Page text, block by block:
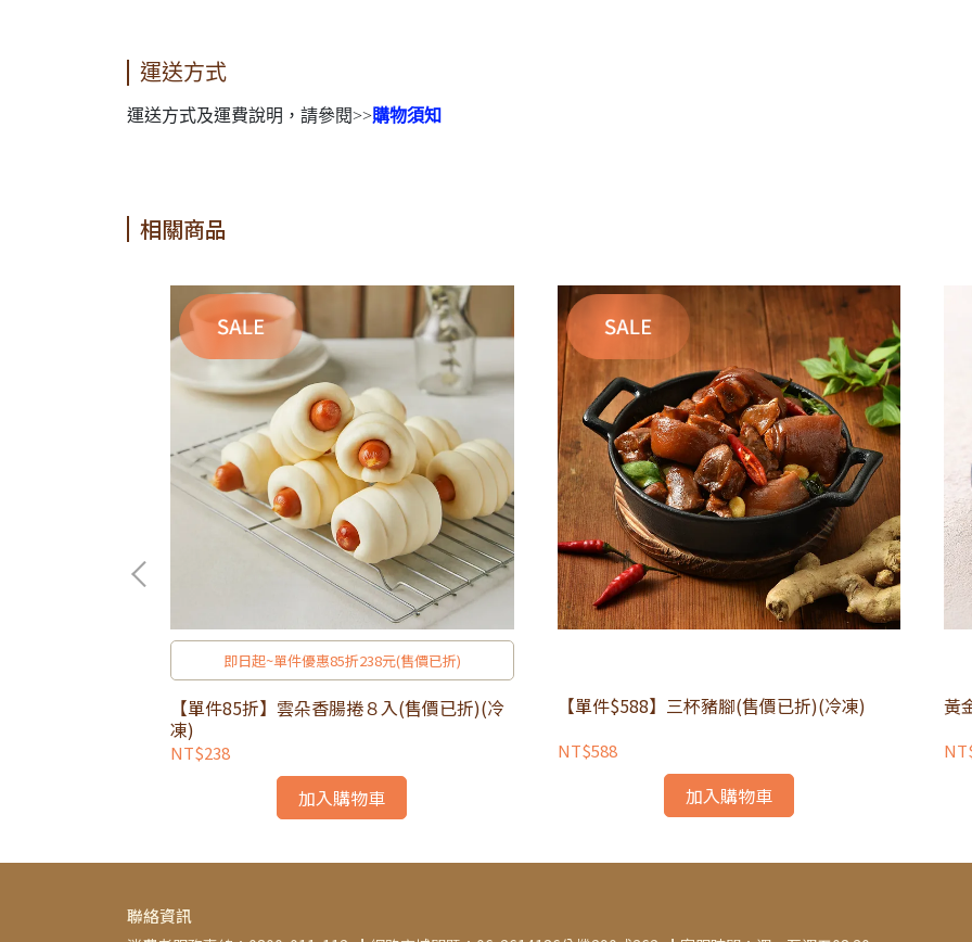
運送方式
運送方式及運費說明，請參閱>>購物須知
相關商品
即日起~單件優惠85折238元(售價已折)
【單件85折】雲朵香腸捲８入(售價已折)(冷
凍)
NT$238
加入購物車
【單件$588】三杯豬腳(售價已折)(冷凍)
NT$588
加入購物車
黃
聯絡資訊